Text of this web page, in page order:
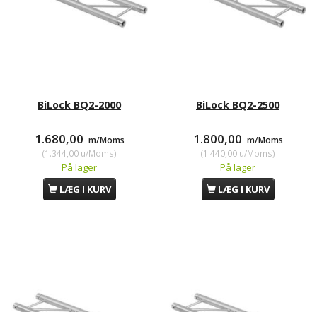
BiLock BQ2-2000
1.680,00 m/Moms
(1.344,00u/Moms)
På lager
LÆG I KURV
BiLock BQ2-2500
1.800,00 m/Moms
(1.440,00u/Moms)
På lager
LÆG I KURV